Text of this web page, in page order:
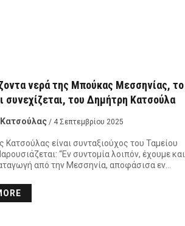
νερά της Μπούκας Μεσσηνίας, το
συνεχίζεται, του Δημήτρη Κατσούλα
/ 4 Σεπτεμβρίου 2025
Κατσούλας είναι συνταξιούχος του Ταμείου
“Εν συντομία λοιπόν, έχουμε και
από την Μεσσηνία, αποφάσισα εν…